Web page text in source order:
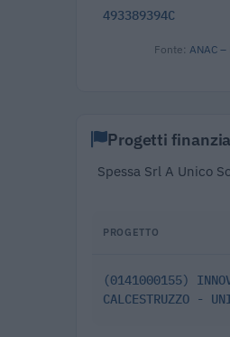
493389394C
Fonte: ANAC
Progetti
Spessa Srl A Unico
PROGETTO
(0141000155)
CALCESTRUZZO -